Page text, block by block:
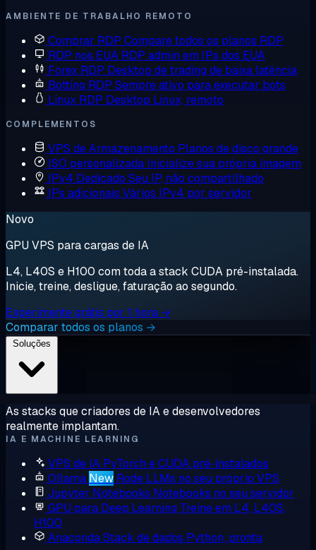
AMBIENTE DE TRABALHO REMOTO
Comprar RDP Compare todos os planos RDP
RDP nos EUA RDP admin em IPs dos EUA
Forex RDP Desktop de trading de baixa latência
Botting RDP Sempre ativo para executar bots
Linux RDP Desktop Linux, remoto
COMPLEMENTOS
VPS de Armazenamento Planos de disco grande
ISO personalizada Inicialize sua própria imagem
IPv4 Dedicado Seu IP, não compartilhado
IPs adicionais Vários IPv4 por servidor
Novo
GPU VPS para cargas de IA
L4, L40S e H100 com toda a stack CUDA pré-instalada.
Inicie, treine, desligue, faturação ao segundo.
Experimente grátis por 1 hora →
Comparar todos os planos →
As stacks que criadores de IA e desenvolvedores
realmente implantam.
IA E MACHINE LEARNING
VPS de IA PyTorch e CUDA pré-instalados
Ollama New Rode LLMs no seu próprio VPS
Jupyter Notebooks Notebooks no seu servidor
GPU para Deep Learning Treine em L4, L40S,
H100
AnacondaStack de dados Python, pronta